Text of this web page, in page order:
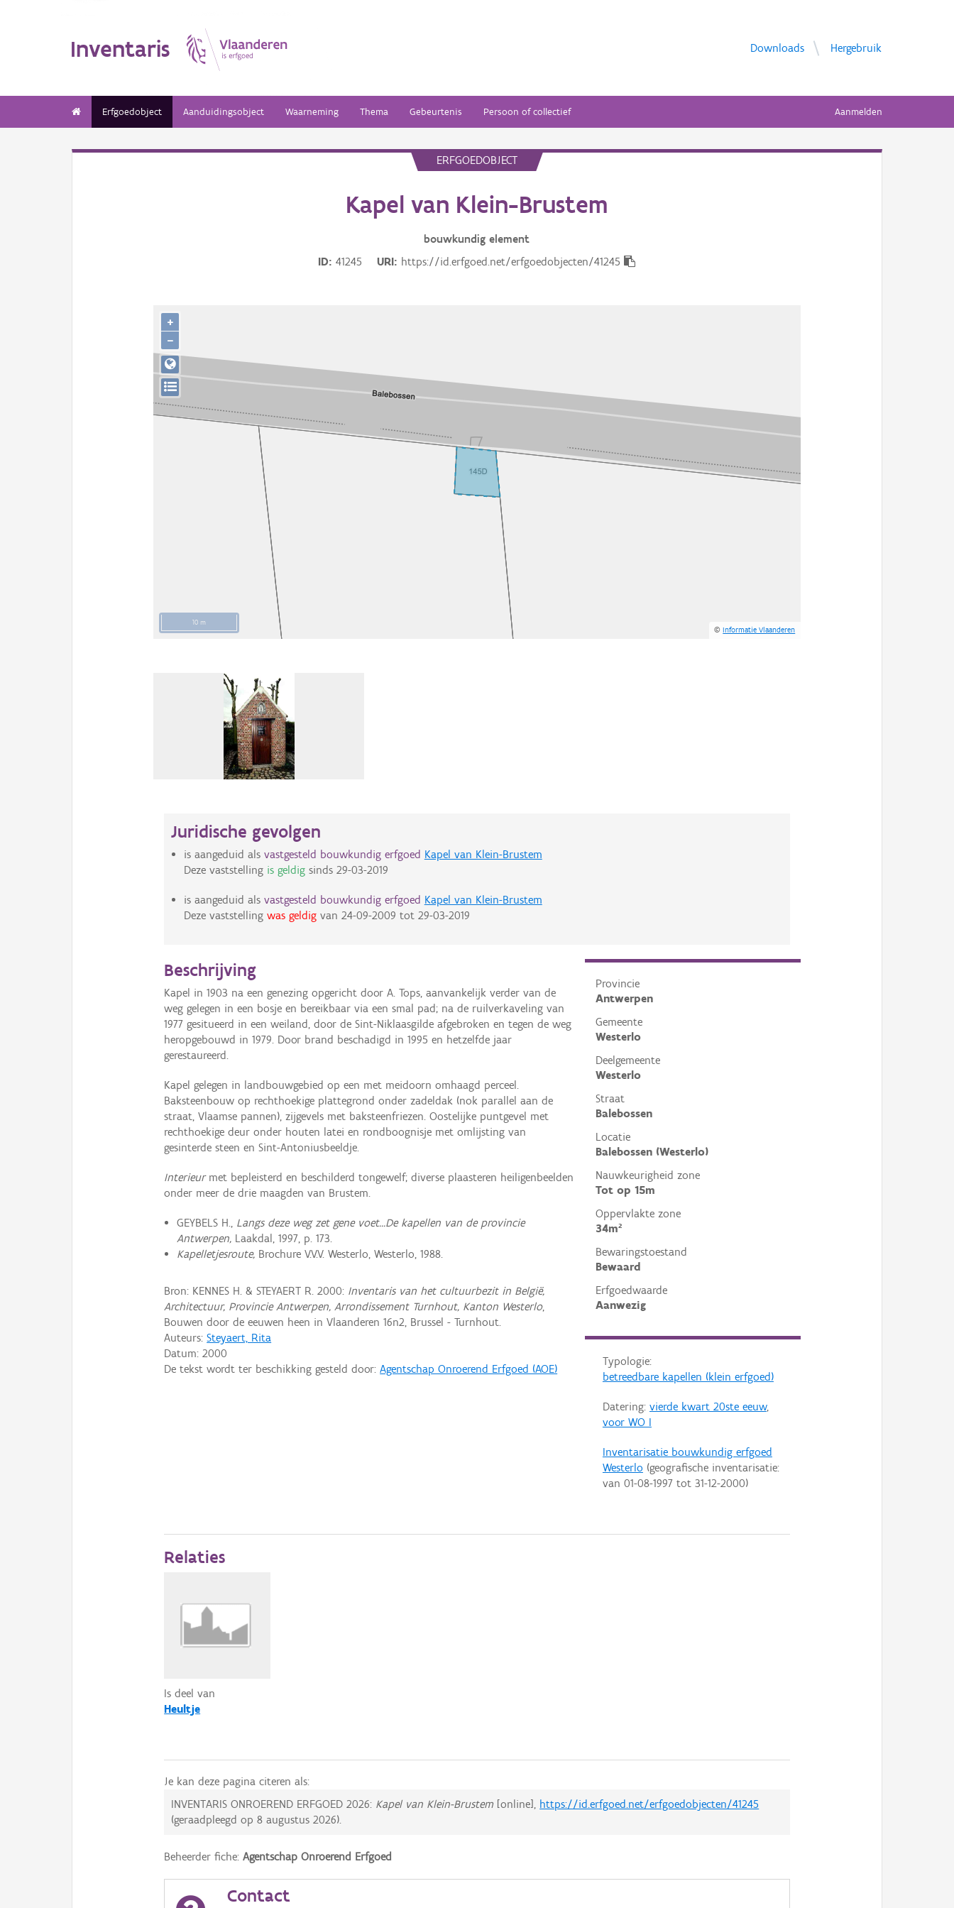
Inventaris Downloads Hergebruik
Erfgoedobject Aanduidingsobject Waarneming Thema Gebeurtenis Persoon of collectief Aanmelden
ERFGOEDOBJECT
Kapel van Klein-Brustem
bouwkundig element
ID
41245 URI https://id.erfgoed.net/erfgoedobjecten/41245
10 m
©Informatie Vlaanderen
+
−
Juridische gevolgen
is aangeduid als vastgesteld bouwkundig erfgoed Kapel van Klein-Brustem
Deze vaststelling is geldigsinds 29-03-2019
is aangeduid als vastgesteld bouwkundig erfgoed Kapel van Klein-Brustem
Deze vaststelling was geldigvan 24-09-2009 tot 29-03-2019
Provincie
Antwerpen
Gemeente
Westerlo
Deelgemeente
Westerlo
Straat
Balebossen
Locatie
Balebossen (Westerlo)
Nauwkeurigheid zone
Tot op 15m
Oppervlakte zone
34m²
Bewaringstoestand
Bewaard
Erfgoedwaarde
Aanwezig
Typologie:
betreedbare kapellen (klein erfgoed)
Datering: vierde kwart 20ste eeuw,
voor WO I
Inventarisatie bouwkundig erfgoed
Westerlo (geografische inventarisatie:
van 01-08-1997tot 31-12-2000)
Beschrijving
Kapel in 1903 na een genezing opgericht door A. Tops, aanvankelijk verder van de
weg gelegen in een bosje en bereikbaar via een smal pad; na de ruilverkaveling van
1977 gesitueerd in een weiland, door de Sint-Niklaasgilde afgebroken en tegen de weg
heropgebouwd in 1979. Door brand beschadigd in 1995 en hetzelfde jaar
gerestaureerd.
Kapel gelegen in landbouwgebied op een met meidoorn omhaagd perceel.
Baksteenbouw op rechthoekige plattegrond onder zadeldak (nok parallel aan de
straat, Vlaamse pannen), zijgevels met baksteenfriezen. Oostelijke puntgevel met
rechthoekige deur onder houten latei en rondboognisje met omlijsting van
gesinterde steen en Sint-Antoniusbeeldje.
Interieurmet bepleisterd en beschilderd tongewelf; diverse plaasteren heiligenbeelden
onder meer de drie maagden van Brustem.
GEYBELS H., Langs deze weg zet gene voet...De kapellen van de provincie
Antwerpen, Laakdal, 1997, p. 173.
Kapelletjesroute,Brochure V.V.V. Westerlo, Westerlo, 1988.
Bron: KENNES H. & STEYAERT R. 2000: Inventaris van het cultuurbezit in België,
Architectuur, Provincie Antwerpen, Arrondissement Turnhout, Kanton Westerlo,
Bouwen door de eeuwen heen in Vlaanderen 16n2, Brussel - Turnhout.
Auteurs:Steyaert, Rita
Datum:2000
De tekst wordt ter beschikking gesteld door:Agentschap Onroerend Erfgoed (AOE)
Relaties
Is deel van
Heultje
Je kan deze pagina citeren als:
INVENTARIS ONROEREND ERFGOED 2026: Kapel van Klein-Brustem [online], https://id.erfgoed.net/erfgoedobjecten/41245
(geraadpleegd op8 augustus 2026).
Beheerder fiche:Agentschap Onroerend Erfgoed
Contact